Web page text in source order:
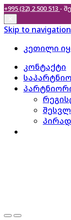
+995 (32) 2 500 513 -
Skip to navigation
კეთილი
კონტაქტი